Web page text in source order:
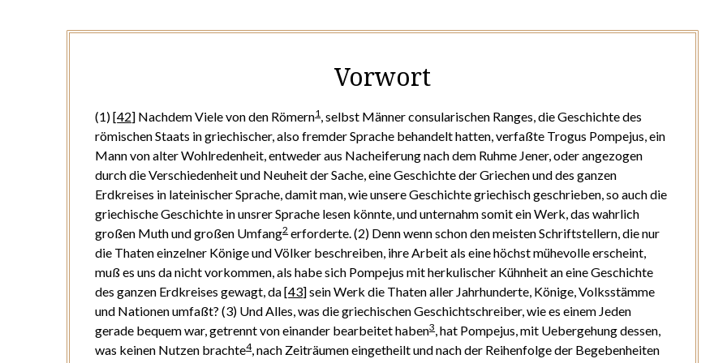
Vorwort
(1)[42] Nachdem Viele von den Römern1, selbst Männer consularischen Ranges, die Geschichte des
römischen Staats in griechischer, also fremder Sprache behandelt hatten, verfaßte Trogus Pompejus, ein
Mann von alter Wohlredenheit, entweder aus Nacheiferung nach dem Ruhme Jener, oder angezogen
durch die Verschiedenheit und Neuheit der Sache, eine Geschichte der Griechen und des ganzen
Erdkreises in lateinischer Sprache, damit man, wie unsere Geschichte griechisch geschrieben, so auch die
griechische Geschichte in unsrer Sprache lesen könnte, und unternahm somit ein Werk, das wahrlich
großen Muth und großen Umfang2erforderte. (2) Denn wenn schon den meisten Schriftstellern, die nur
die Thaten einzelner Könige und Völker beschreiben, ihre Arbeit als eine höchst mühevolle erscheint,
muß es uns da nicht vorkommen, als habe sich Pompejus mit herkulischer Kühnheit an eine Geschichte
des ganzen Erdkreises gewagt, da[43]sein Werk die Thaten aller Jahrhunderte, Könige, Volksstämme
und Nationen umfaßt? (3) Und Alles, was die griechischen Geschichtschreiber, wie es einem Jeden
gerade bequem war, getrennt von einander bearbeitet haben3, hat Pompejus, mit Uebergehung dessen,
was keinen Nutzen brachte4, nach Zeiträumen eingetheilt und nach der Reihenfolge der Begebenheiten